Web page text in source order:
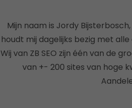
Mijn naam is Jordy
houdt mij dagelijks bezig met
Wij van ZB SEO zijn één van de
van +- 200 sites van hoge